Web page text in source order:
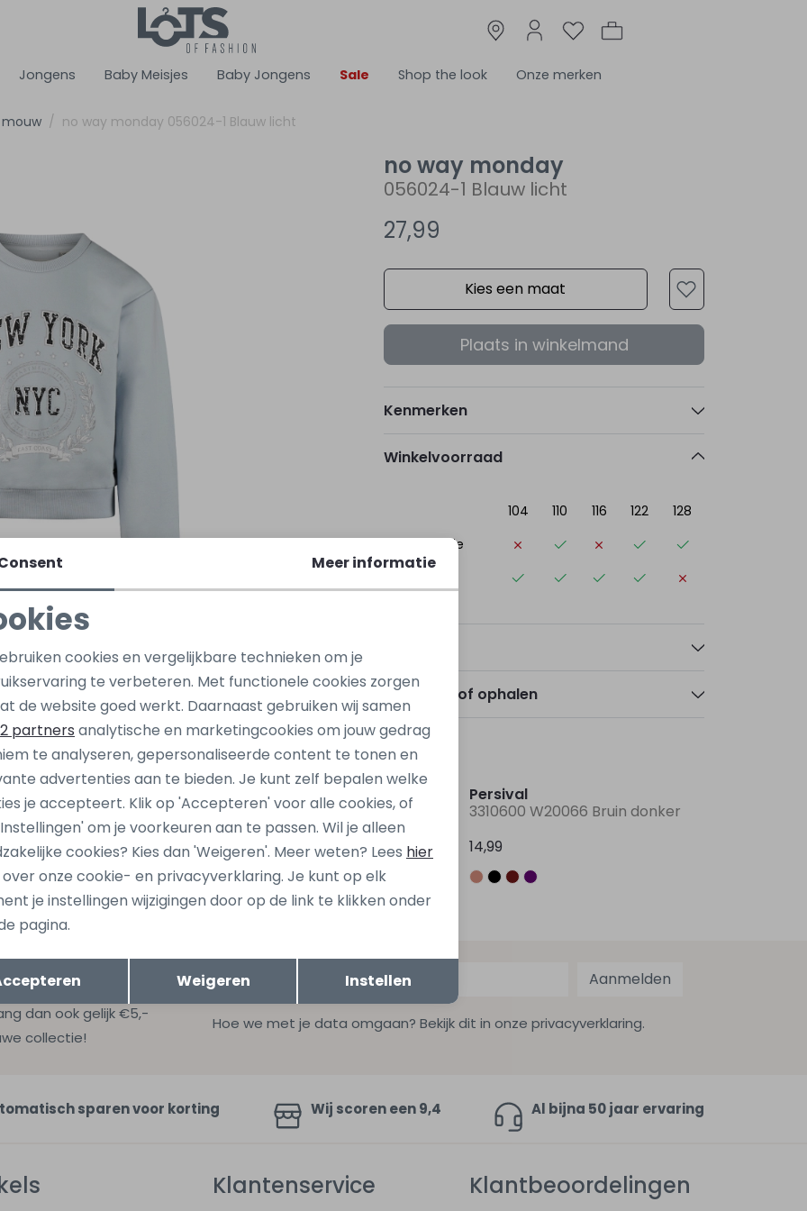
Jongens Baby Meisjes Baby Jongens Sale Shop the look Onze merken
mouw no way monday 056024-1 Blauw licht
no way monday
056024-1 Blauw licht
27,99
Kies een maat
Plaats in winkelmand
Kenmerken
Winkelvoorraad
104 110 116 122
128
Hoogerheide
Bezorgen of ophalen
Nieuw
Bruin donker
Nieuw
kids only
15378081 Ecru zand
21,99
Persival
3310600 W20066 Bruin donker
14,99
dan ook gelijk €5,-
collectie!
Aanmelden
Hoe we met je data omgaan? Bekijk dit in onze privacyverklaring.
sparen voor korting Wij scoren een 9,4 Al bijna 50 jaar ervaring
Klantenservice Klantbeoordelingen
cookies
cookies Marketing cookies
Terug Opslaan
Meer informatie
cookies en vergelijkbare technieken om je
te verbeteren. Met functionele cookies zorgen
de website goed werkt. Daarnaast gebruiken wij samen
2 partners analytische en marketingcookies om jouw gedrag
te analyseren, gepersonaliseerde content te tonen en
advertenties aan te bieden. Je kunt zelf bepalen welke
je accepteert. Klik op 'Accepteren' voor alle cookies, of
om je voorkeuren aan te passen. Wil je alleen
cookies? Kies dan 'Weigeren'. Meer weten? Lees hier
onze cookie- en privacyverklaring. Je kunt op elk
je instellingen wijzigingen door op de link te klikken onder
pagina.
Weigeren Instellen